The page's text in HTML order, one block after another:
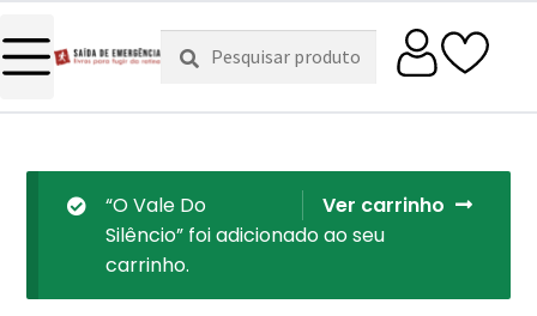
Pesquisar
por:
Pesquisa
Ver carrinho
“O Vale Do
Silêncio” foi adicionado ao seu
carrinho.